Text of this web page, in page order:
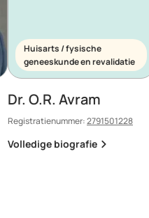
Huisarts / fysische
geneeskunde en revalidatie
Dr. O.R. Avram
Registratienummer:2791501228
Volledige biografie